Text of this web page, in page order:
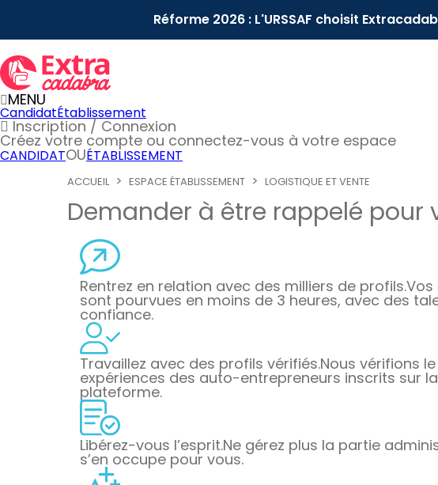
Réforme 2026 : L'URSSAF choisit
MENU
CandidatÉtablissement
Inscription / Connexion
Créez votre compte ou connectez-vous à votre espace
CANDIDATOUÉTABLISSEMENT
ACCUEIL ESPACE ÉTABLISSEMENT LOGISTIQUE ET VENTE
Demander à être rappelé
Rentrez en relation avec des milliers de profils.Vos
sont pourvues en moins de 3 heures, avec des
confiance.
Travaillez avec des profils vérifiés.Nous vérifions
expériences des auto-entrepreneurs inscrits sur la
plateforme.
Libérez-vous l’esprit.Ne gérez plus la partie
s’en occupe pour vous.